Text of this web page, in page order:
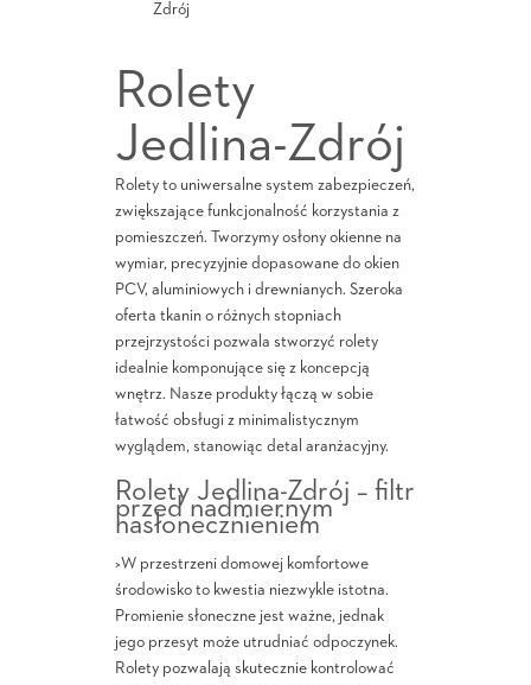
Zdrój
Rolety
Jedlina-Zdrój
Rolety to uniwersalne system zabezpieczeń,
zwiększające funkcjonalność korzystania z
pomieszczeń. Tworzymy osłony okienne na
wymiar, precyzyjnie dopasowane do okien
PCV, aluminiowych i drewnianych. Szeroka
oferta tkanin o różnych stopniach
przejrzystości pozwala stworzyć rolety
idealnie komponujące się z koncepcją
wnętrz. Nasze produkty łączą w sobie
łatwość obsługi z minimalistycznym
wyglądem, stanowiąc detal aranżacyjny.
Rolety Jedlina-Zdrój – filtr
przed nadmiernym
nasłonecznieniem
>W przestrzeni domowej komfortowe
środowisko to kwestia niezwykle istotna.
Promienie słoneczne jest ważne, jednak
jego przesyt może utrudniać odpoczynek.
Rolety pozwalają skutecznie kontrolować